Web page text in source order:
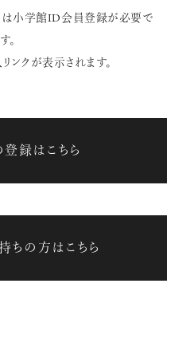
は小学館ID会員登録が必要で
す。
ンクが表示されます。
録はこちら
ちの方はこちら